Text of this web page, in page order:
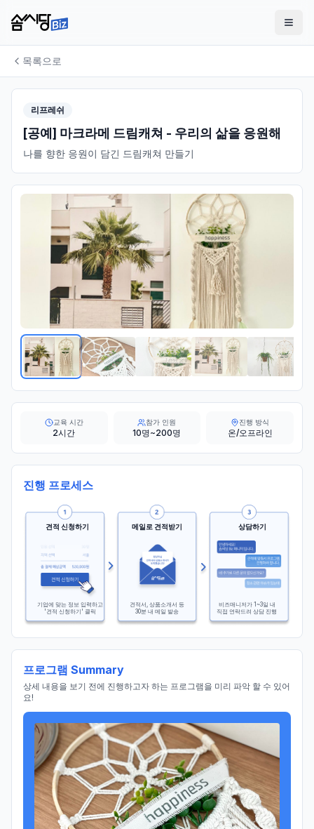
목록으로
리프레쉬
[공예] 마크라메 드림캐쳐 - 우리의 삶을 응원해
나를 향한 응원이 담긴 드림캐쳐 만들기
교육 시간
2시간
참가 인원
10명~200명
진행 방식
온/오프라인
진행 프로세스
견적 신청하기
기업에 맞는 정보 입력하고
'견적 신청하기' 클릭
메일로 견적받기
견적서, 상품소개서 등
30분 내 메일 발송
상담하기
비즈매니저가 1~3일 내
직접 연락드려 상담 진행
프로그램 Summary
상세 내용을 보기 전에 진행하고자 하는 프로그램을 미리 파악 할 수 있어
요!